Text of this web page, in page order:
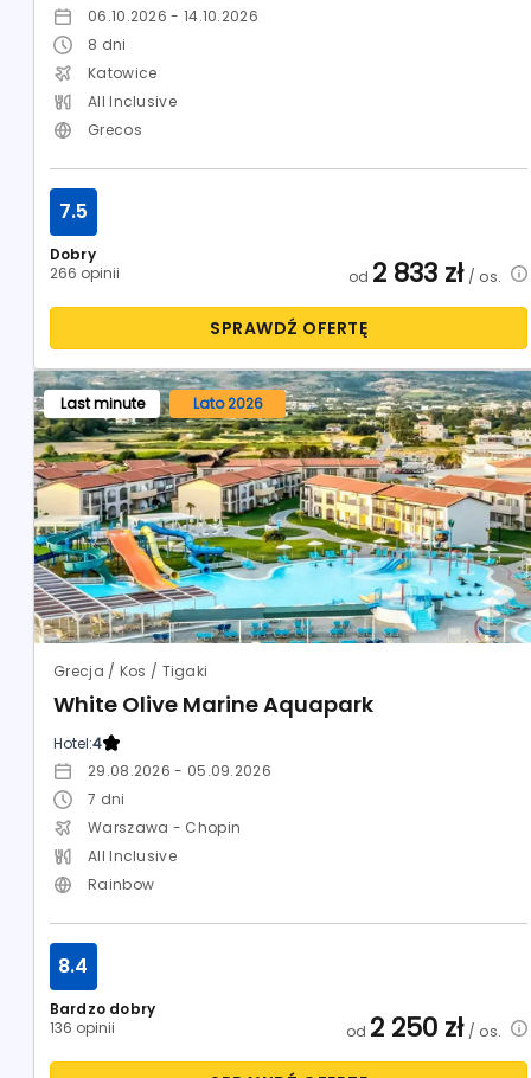
06.10.2026 - 14.10.2026
8 dni
Katowice
All Inclusive
Grecos
Dobry
266 opinii
7.5
od 2 833 zł/ os.
SPRAWDŹ OFERTĘ
Last minute Lato 2026
Grecja / Kos / Tigaki
White Olive Marine Aquapark
Hotel:4
29.08.2026 - 05.09.2026
7 dni
Warszawa - Chopin
All Inclusive
Rainbow
Bardzo dobry
136 opinii
8.4
od 2 250 zł/ os.